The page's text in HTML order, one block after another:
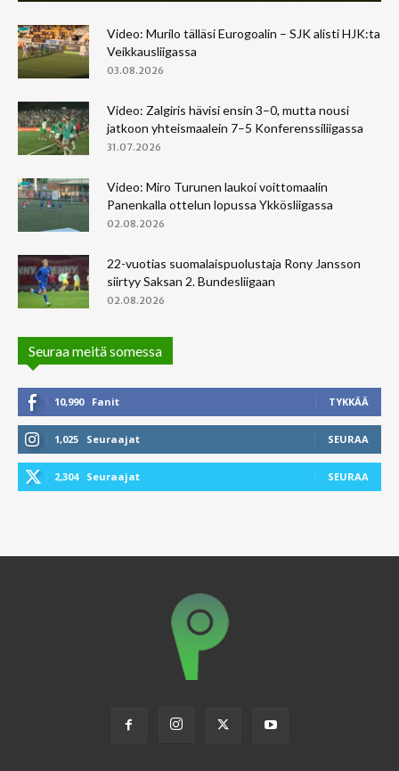
Video: Murilo tälläsi Eurogoalin – SJK alisti HJK:ta
Veikkausliigassa
03.08.2026
Video: Zalgiris hävisi ensin 3–0, mutta nousi
jatkoon yhteismaalein 7–5 Konferenssiliigassa
31.07.2026
Video: Miro Turunen laukoi voittomaalin
Panenkalla ottelun lopussa Ykkösliigassa
02.08.2026
22-vuotias suomalaispuolustaja Rony Jansson
siirtyy Saksan 2. Bundesliigaan
02.08.2026
Seuraa meitä somessa
10,990 Fanit TYKKÄÄ
1,025 Seuraajat SEURAA
2,304 Seuraajat SEURAA